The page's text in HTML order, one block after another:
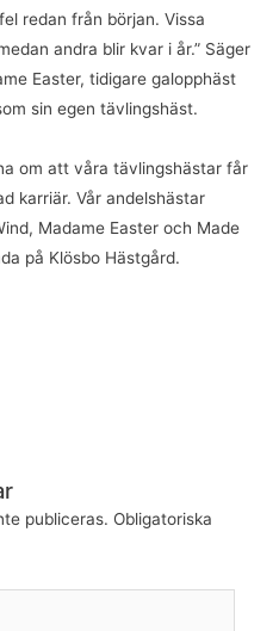
redan från början. Vissa
andra blir kvar i år.” Säger
Easter, tidigare galopphäst
sin egen tävlingshäst.
om att våra tävlingshästar får
karriär. Vår andelshästar
Madame Easter och Made
på Klösbo Hästgård.
publiceras. Obligatoriska